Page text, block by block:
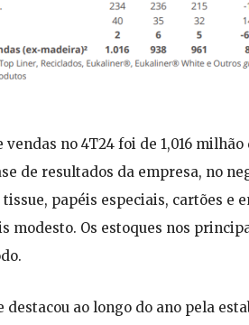
vendas no 4T24 foi de 1,016
de resultados da empresa, no
papéis especiais, cartões
modesto. Os estoques nos
destacou ao longo do ano pela